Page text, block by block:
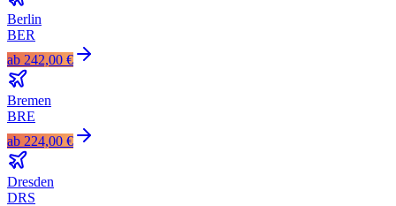
Berlin
BER
ab 242,00 €
Bremen
BRE
ab 224,00 €
Dresden
DRS